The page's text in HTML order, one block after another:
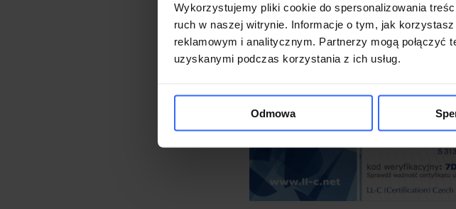
Wykorzystujemy pliki cookie do spersonalizowania
ruch w naszej witrynie. Informacje o tym, jak
reklamowym i analitycznym. Partnerzy mogą połączyć
uzyskanymi podczas korzystania z ich usług.
Odmowa